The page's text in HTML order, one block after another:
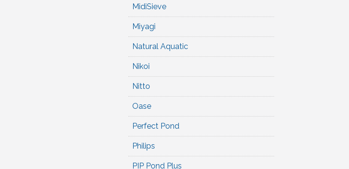
MidiSieve
Miyagi
Natural Aquatic
Nikoi
Nitto
Oase
Perfect Pond
Philips
PIP Pond Plus